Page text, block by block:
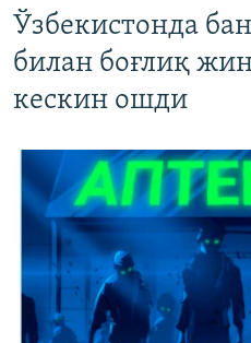
Ўзбекистонда
билан боғлиқ
кескин ошди